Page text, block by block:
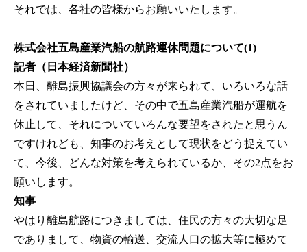
それでは、各社の皆様からお願いいたします。
株式会社五島産業汽船の航路運休問題について(1)
記者（日本経済新聞社）
本日、離島振興協議会の方々が来られて、いろいろな話
をされていましたけど、その中で五島産業汽船が運航を
休止して、それについていろんな要望をされたと思うん
ですけれども、知事のお考えとして現状をどう捉えてい
て、今後、どんな対策を考えられているか、その2点をお
願いします。
知事
やはり離島航路につきましては、住民の方々の大切な足
でありまして、物資の輸送、交流人口の拡大等に極めて